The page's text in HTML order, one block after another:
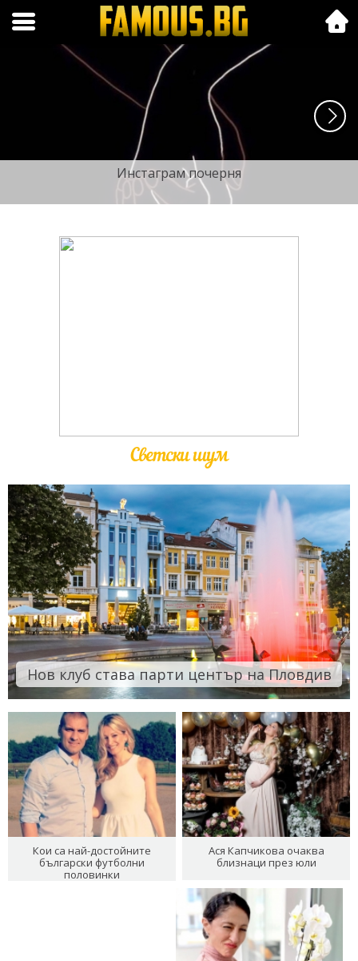
Folk.bg
Инстаграм почерня
Светски шум
Нов клуб става парти център на Пловдив
Кои са най-достойните
български футболни
половинки
Ася Капчикова очаква
близнаци през юли